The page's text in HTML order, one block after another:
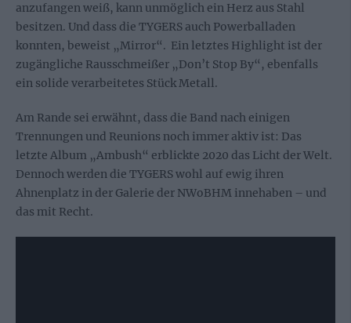
anzufangen weiß, kann unmöglich ein Herz aus Stahl
besitzen. Und dass die TYGERS auch Powerballaden
konnten, beweist „Mirror“. Ein letztes Highlight ist der
zugängliche Rausschmeißer „Don’t Stop By“, ebenfalls
ein solide verarbeitetes Stück Metall.
Am Rande sei erwähnt, dass die Band nach einigen
Trennungen und Reunions noch immer aktiv ist: Das
letzte Album „Ambush“ erblickte 2020 das Licht der Welt.
Dennoch werden die TYGERS wohl auf ewig ihren
Ahnenplatz in der Galerie der NWoBHM innehaben – und
das mit Recht.